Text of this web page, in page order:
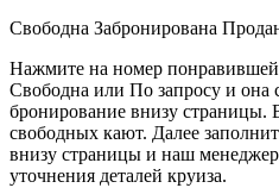
Свободна Забронирована
Нажмите на номер
Свободна или По запросу и она
бронирование внизу страницы.
свободных кают. Далее
внизу страницы и наш менеджер
уточнения деталей круиза.